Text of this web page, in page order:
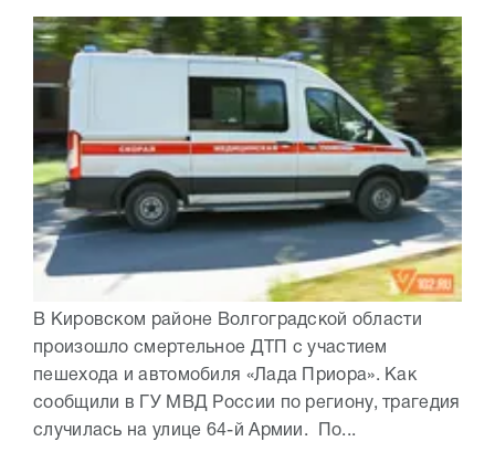
В Кировском районе Волгоградской области
произошло смертельное ДТП с участием
пешехода и автомобиля «Лада Приора». Как
сообщили в ГУ МВД России по региону, трагедия
случилась на улице 64-й Армии. По...